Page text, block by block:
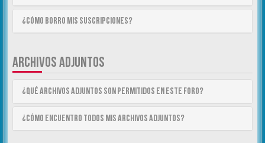
¿Cómo borro mis suscripciones?
ARCHIVOS ADJUNTOS
¿Qué archivos adjuntos son permitidos en este foro?
¿Cómo encuentro todos mis archivos adjuntos?